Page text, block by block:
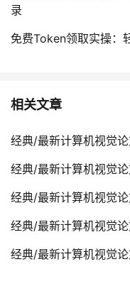
录
免费Token领取实操：
相关文章
经典/最新计算机视觉
经典/最新计算机视觉
经典/最新计算机视觉
经典/最新计算机视觉
经典/最新计算机视觉